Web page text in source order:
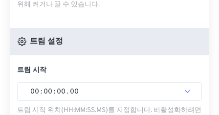
위해 켜거나 끌 수 있습니다.
트림 설정
트림 시작
00 : 00 : 00 . 00
트림 시작 위치(HH:MM:SS.MS)를 지정합니다. 비활성화하려면